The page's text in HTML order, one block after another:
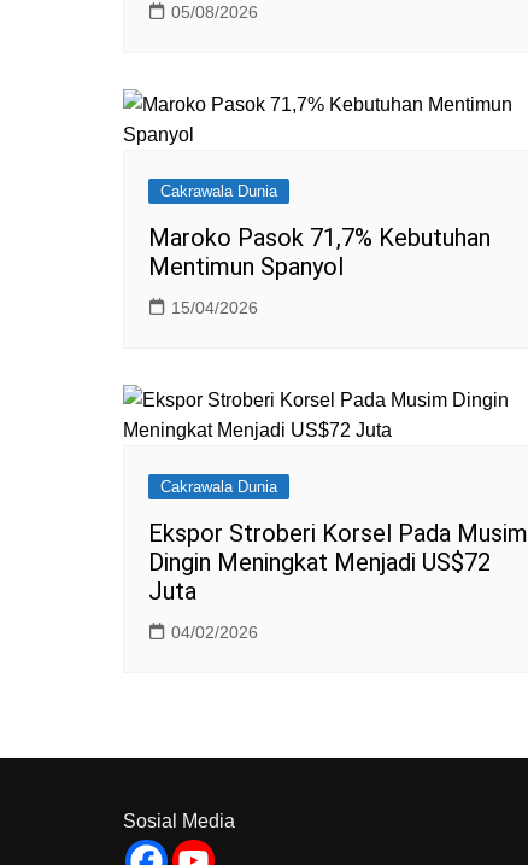
05/08/2026
Cakrawala Dunia
Maroko Pasok 71,7% Kebutuhan
Mentimun Spanyol
15/04/2026
Cakrawala Dunia
Ekspor Stroberi Korsel Pada Musim
Dingin Meningkat Menjadi US$72
Juta
04/02/2026
Sosial Media